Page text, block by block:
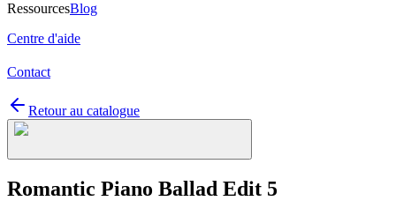
RessourcesBlog
Centre d'aide
Contact
Retour au catalogue
Romantic Piano Ballad Edit 5